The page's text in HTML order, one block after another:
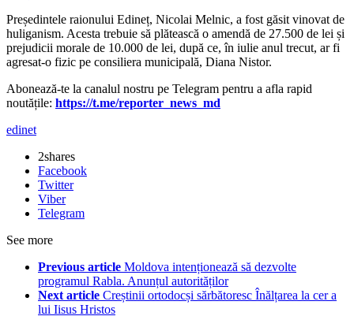
Președintele raionului Edineț, Nicolai Melnic, a fost găsit vinovat de
huliganism. Acesta trebuie să plătească o amendă de 27.500 de lei și
prejudicii morale de 10.000 de lei, după ce, în iulie anul trecut, ar fi
agresat-o fizic pe consiliera municipală, Diana Nistor.
Abonează-te la canalul nostru pe Telegram pentru a afla rapid
noutățile: https://t.me/reporter_news_md
edinet
2shares
Facebook
Twitter
Viber
Telegram
See more
Previous article Moldova intenționează să dezvolte
programul Rabla. Anunțul autorităților
Next article Creștinii ortodocși sărbătoresc Înălțarea la cer a
lui Iisus Hristos